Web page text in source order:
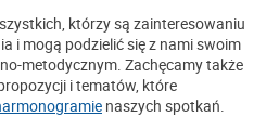
którzy są zainteresowaniu
i mogą podzielić się z nami swoim
metodycznym. Zachęcamy także
i tematów, które
naszych spotkań.